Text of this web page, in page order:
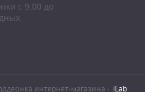
с 9.00 до
интернет-магазина - iLab